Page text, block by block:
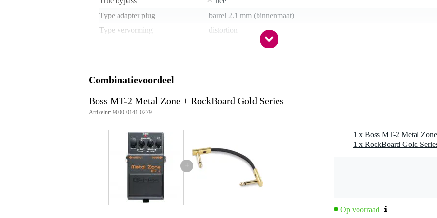
Type adapter plug
barrel 2.1 mm (binnenmaat)
Type vervorming
distortion
Gewicht en afmetingen inclusief verpakking
Afmeting(incl. verpakking)
Productspecificaties
type: distortion
level: bestuurt het volume van de overdrive
low: bestuurt de lage frequentieverhoudingen
high: bestuurt de hoge frequenties
Combinatievoordeel
Boss MT-2 Metal Zone + RockBoard Gold Series
Artikelnr: 9000-0141-0279
+
1 x Boss MT-2 Metal Zone
Op voorraad